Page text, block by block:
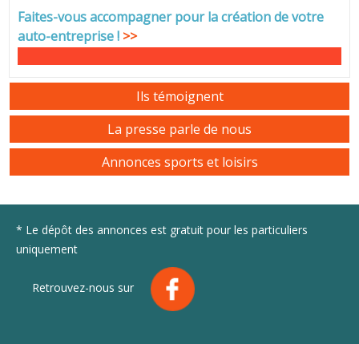
Faites-vous accompagner pour la création de votre
auto-entreprise! >>
Ils témoignent
La presse parle de nous
Annonces sports et loisirs
* Le dépôt des annonces est gratuit pour les particuliers
uniquement
Retrouvez-nous sur